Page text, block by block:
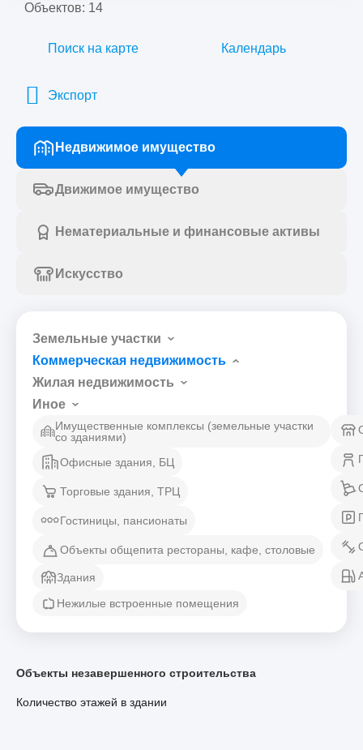
Объектов: 14
Поиск на карте Календарь
Экспорт
Недвижимое имущество
Движимое имущество
Нематериальные и финансовые активы
Искусство
Земельные участки
Коммерческая недвижимость
Жилая недвижимость
Иное
Имущественные комплексы (земельные участки
со зданиями)
Офисные здания, БЦ
Торговые здания, ТРЦ
Гостиницы, пансионаты
Объекты общепита рестораны, кафе, столовые
Здания
Нежилые встроенные помещения
Объекты незавершенного строительства
Количество этажей в здании